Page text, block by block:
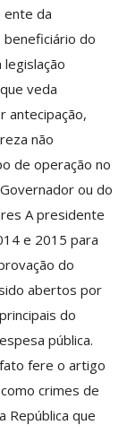
ente da
beneficiário do
veda
antecipação,
não
de operação no
ou do
A presidente
e 2015 para
do
abertos por
do
pública.
fere o artigo
crimes de
República que